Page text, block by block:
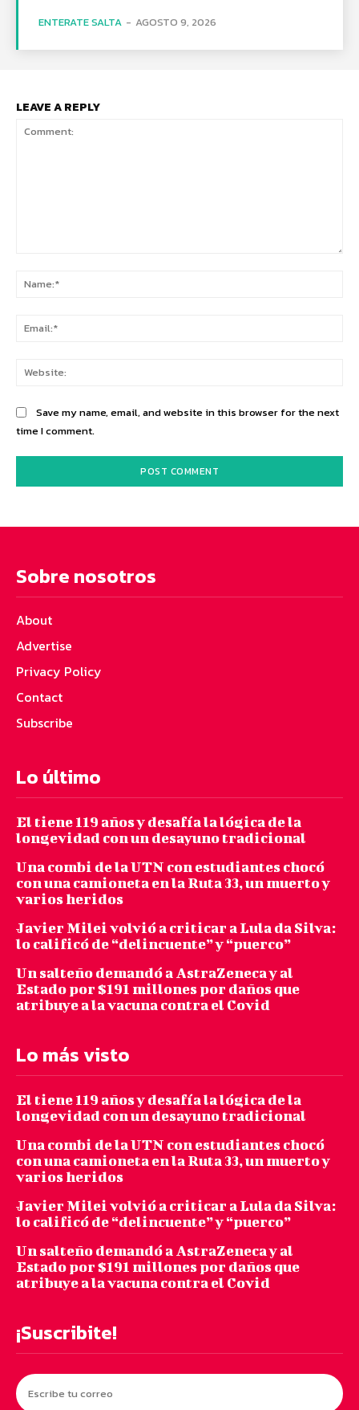
ENTERATE SALTA - AGOSTO 9, 2026
LEAVE A REPLY
Save my name, email, and website in this browser for the next
time I comment.
Sobre nosotros
About
Advertise
Privacy Policy
Contact
Subscribe
Lo último
El tiene 119 años y desafía la lógica de la
longevidad con un desayuno tradicional
Una combi de la UTN con estudiantes chocó
con una camioneta en la Ruta 33, un muerto y
varios heridos
Javier Milei volvió a criticar a Lula da Silva:
lo calificó de “delincuente” y “puerco”
Un salteño demandó a AstraZeneca y al
Estado por $191 millones por daños que
atribuye a la vacuna contra el Covid
Lo más visto
El tiene 119 años y desafía la lógica de la
longevidad con un desayuno tradicional
Una combi de la UTN con estudiantes chocó
con una camioneta en la Ruta 33, un muerto y
varios heridos
Javier Milei volvió a criticar a Lula da Silva:
lo calificó de “delincuente” y “puerco”
Un salteño demandó a AstraZeneca y al
Estado por $191 millones por daños que
atribuye a la vacuna contra el Covid
¡Suscribite!